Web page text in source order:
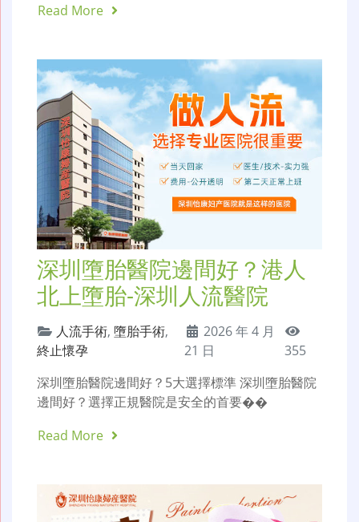
Read More
深圳墮胎醫院邊間好？港人
北上墮胎-深圳人流醫院
人流手術, 墮胎手術,
終止懷孕
2026 年 4 月
21 日
355
深圳墮胎醫院邊間好？5大選擇標準 深圳墮胎醫院
邊間好？選擇正規醫院是安全的首要��
Read More